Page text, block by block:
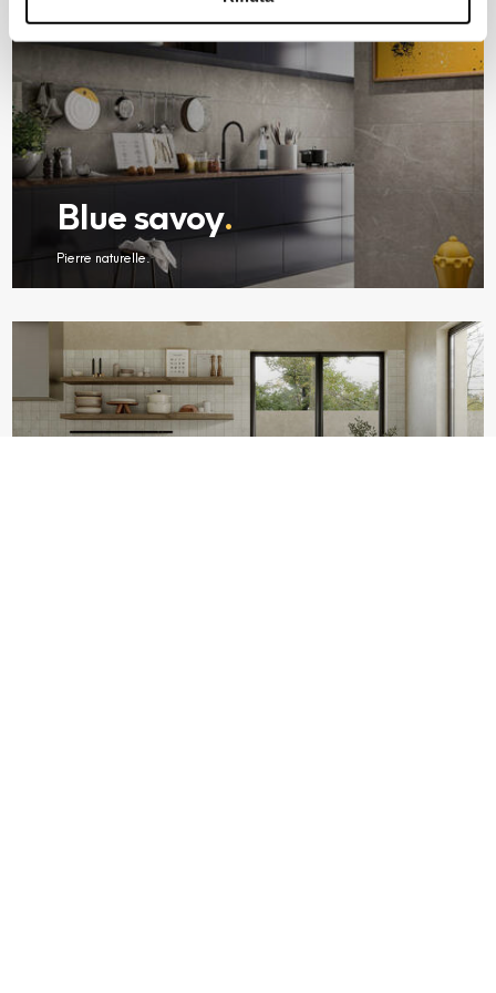
banner comporterà il permanere dei soli cookie tecnici ed
analytics, per i quali non occorre il tuo consenso. Potrai
comunque modificare le tue scelte in qualsiasi momento,
accedendo al link presente nel footer.
Blue savoy.
Pierre naturelle.